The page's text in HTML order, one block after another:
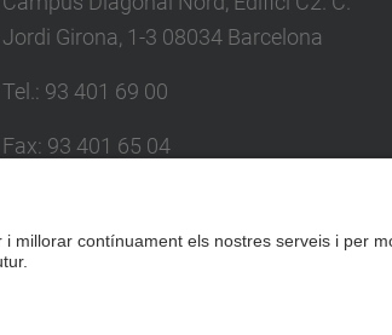
Jordi Girona, 1-3 08034 Barcelona
Tel.: 93 401 69 00
Fax: 93 401 65 04
Formulari de contacte